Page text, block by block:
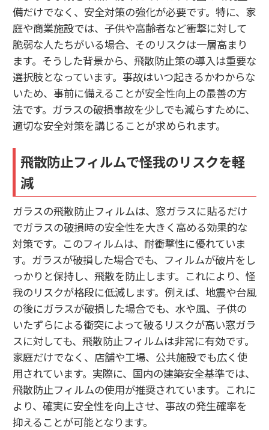
備だけでなく、安全対策の強化が必要です。特に、家
庭や商業施設では、子供や高齢者など衝撃に対して
脆弱な人たちがいる場合、そのリスクは一層高まり
ます。そうした背景から、飛散防止策の導入は重要な
選択肢となっています。事故はいつ起きるかわからな
いため、事前に備えることが安全性向上の最善の方
法です。ガラスの破損事故を少しでも減らすために、
適切な安全対策を講じることが求められます。
飛散防止フィルムで怪我のリスクを軽
減
ガラスの飛散防止フィルムは、窓ガラスに貼るだけ
でガラスの破損時の安全性を大きく高める効果的な
対策です。このフィルムは、耐衝撃性に優れていま
す。ガラスが破損した場合でも、フィルムが破片をし
っかりと保持し、飛散を防止します。これにより、怪
我のリスクが格段に低減します。例えば、地震や台風
の後にガラスが破損した場合でも、水や風、子供の
いたずらによる衝突によって破るリスクが高い窓ガラ
スに対しても、飛散防止フィルムは非常に有効です。
家庭だけでなく、店舗や工場、公共施設でも広く使
用されています。実際に、国内の建築安全基準では、
飛散防止フィルムの使用が推奨されています。これに
より、確実に安全性を向上させ、事故の発生確率を
抑えることが可能となります。